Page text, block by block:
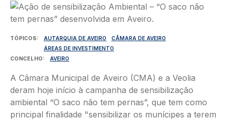
Imagem
TÓPICOS AUTARQUIA DE AVEIRO
CÂMARA DE AVEIRO
ÁREAS DE INVESTIMENTO
CONCELHO
AVEIRO
A Câmara Municipal de Aveiro (CMA) e a Veolia
deram hoje início à campanha de sensibilização
ambiental “O saco não tem pernas”, que tem como
principal finalidade "sensibilizar os munícipes a terem